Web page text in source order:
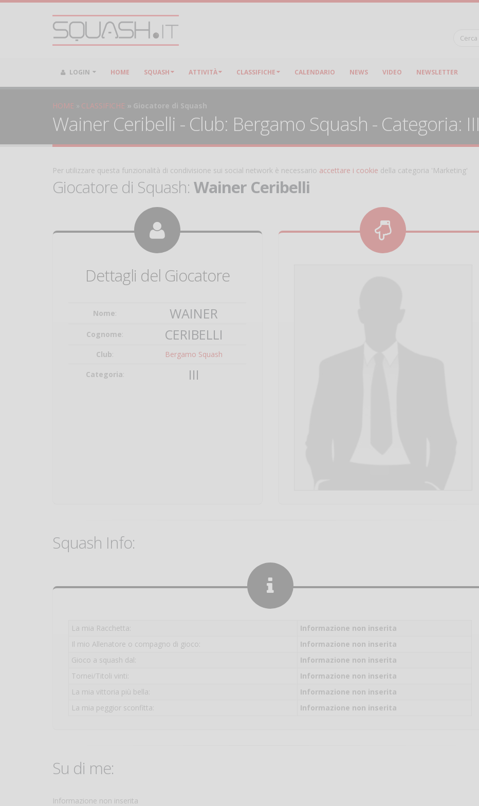
LOGIN HOME SQUASH ATTIVITÀ CLASSIFICHE CALENDARIO NEWS VIDEO NEWSLETTER
HOME CLASSIFICHE Giocatore di Squash
Wainer Ceribelli - Club: Bergamo Squash - Categoria: III
Per utilizzare questa funzionalità di condivisione sui social network è necessario accettare i cookie della categoria 'Marketing'
Giocatore di Squash: Wainer Ceribelli
Dettagli del Giocatore
Nome: WAINER
Cognome: CERIBELLI
Club: Bergamo Squash
Categoria: III
Squash Info:
La mia Racchetta:
Informazione non inserita
Il mio Allenatore o compagno di gioco:
Informazione non inserita
Gioco a squash dal:
Informazione non inserita
Tornei/Titoli vinti:
Informazione non inserita
La mia vittoria più bella:
Informazione non inserita
La mia peggior sconfitta:
Informazione non inserita
Su di me:
Informazione non inserita
Salve,
come fare per prenotare
il campo per giocare con
un mio amico?
Devo chiamare il numero